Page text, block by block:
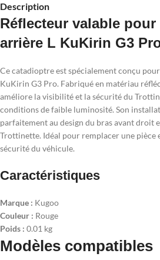
Description
Réflecteur valable pour
arrière L KuKirin G3
Ce catadioptre est spécialement conçu
KuKirin G3 Pro. Fabriqué en matériau
améliore la visibilité et la sécurité du
conditions de faible luminosité. Son
parfaitement au design du bras avant droit
Trottinette. Idéal pour remplacer une pièce
sécurité du véhicule.
Caractéristiques
Marque : Kugoo
Couleur : Rouge
Poids : 0.01 kg
Modèles compatibles